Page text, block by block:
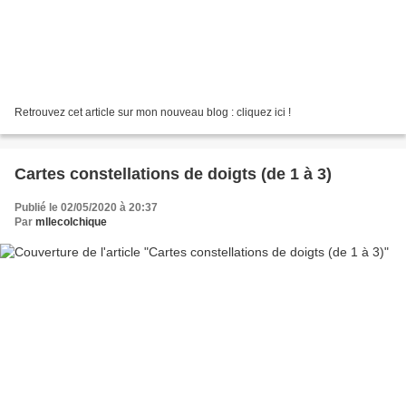
Retrouvez cet article sur mon nouveau blog : cliquez ici !
Cartes constellations de doigts (de 1 à 3)
Publié le 02/05/2020 à 20:37
Par mllecolchique